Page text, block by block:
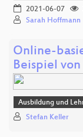
2021-06-07
Sarah Hoffmann
Online-
Beispiel von
Ausbildung und
Stefan Keller